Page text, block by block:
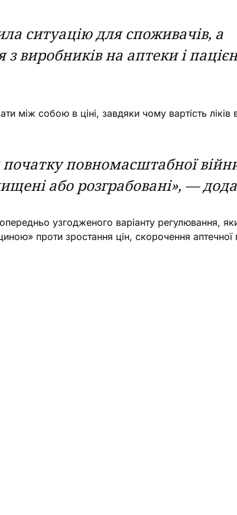
ситуацію для споживачів, а
виробників на аптеки і
собою в ціні, завдяки чому вартість ліків в
повномасштабної
або розграбовані», —
узгодженого варіанту регулювання,
проти зростання цін, скорочення аптечної